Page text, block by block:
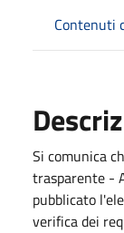
Contenuti
Si comunica
trasparente -
pubblicato
verifica dei